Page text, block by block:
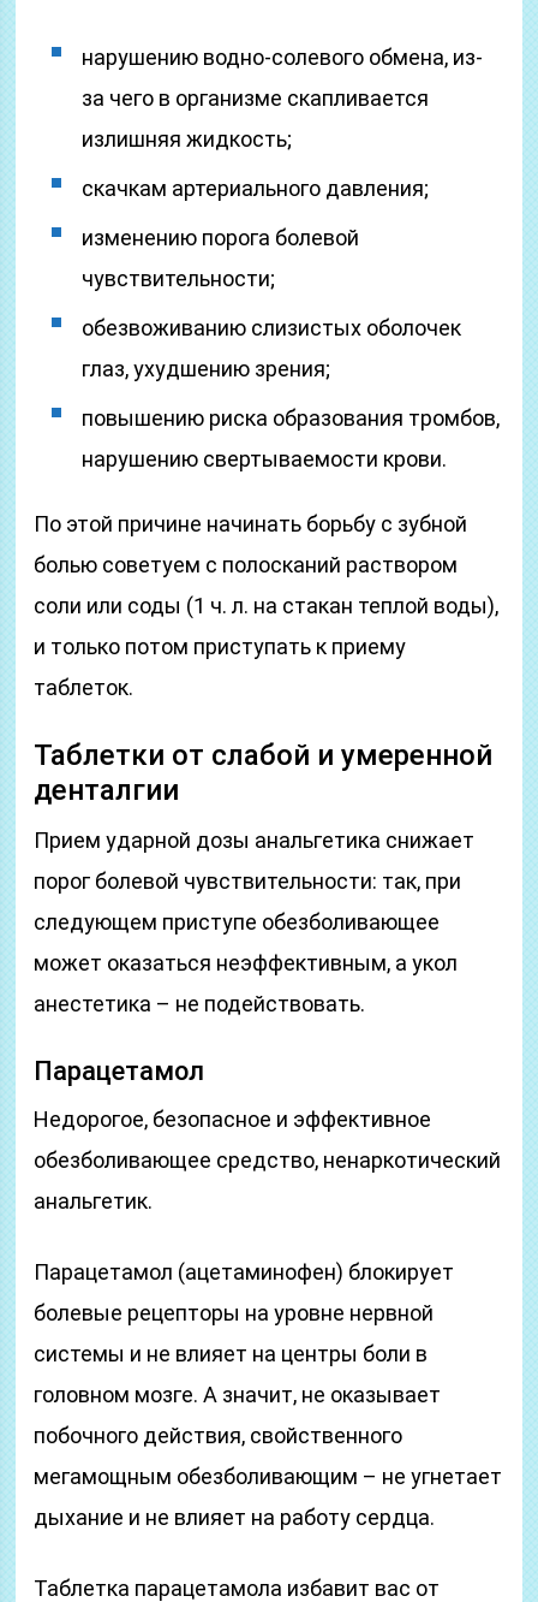
нарушению водно-солевого обмена, из-
за чего в организме скапливается
излишняя жидкость;
скачкам артериального давления;
изменению порога болевой
чувствительности;
обезвоживанию слизистых оболочек
глаз, ухудшению зрения;
повышению риска образования тромбов,
нарушению свертываемости крови.
По этой причине начинать борьбу с зубной
болью советуем с полосканий раствором
соли или соды (1 ч. л. на стакан теплой воды),
и только потом приступать к приему
таблеток.
Таблетки от слабой и умеренной
денталгии
Прием ударной дозы анальгетика снижает
порог болевой чувствительности: так, при
следующем приступе обезболивающее
может оказаться неэффективным, а укол
анестетика – не подействовать.
Парацетамол
Недорогое, безопасное и эффективное
обезболивающее средство, ненаркотический
анальгетик.
Парацетамол (ацетаминофен) блокирует
болевые рецепторы на уровне нервной
системы и не влияет на центры боли в
головном мозге. А значит, не оказывает
побочного действия, свойственного
мегамощным обезболивающим – не угнетает
дыхание и не влияет на работу сердца.
Таблетка парацетамола избавит вас от